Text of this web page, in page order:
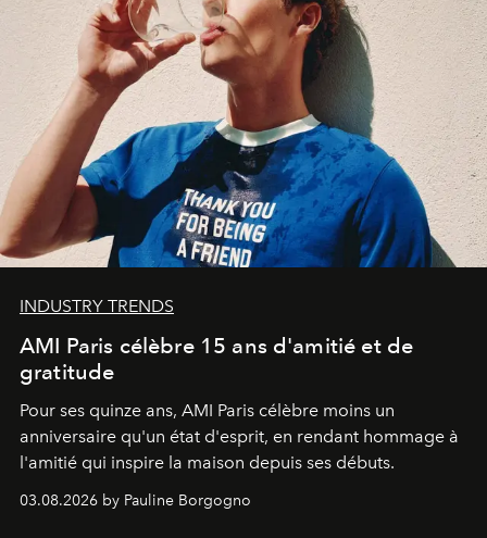
INDUSTRY TRENDS
AMI Paris célèbre 15 ans d'amitié et de
gratitude
Pour ses quinze ans, AMI Paris célèbre moins un
anniversaire qu'un état d'esprit, en rendant hommage à
l'amitié qui inspire la maison depuis ses débuts.
03.08.2026 by Pauline Borgogno